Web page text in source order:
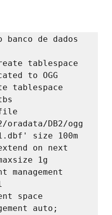
banco de dados
tablespace
to OGG
tablespace
oradata/DB2/ogg
size 100m
on next
1g
management
space
auto;